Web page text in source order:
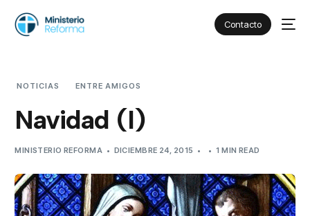
Contacto
NOTICIAS ENTRE AMIGOS
Navidad (I)
MINISTERIO REFORMA DICIEMBRE 24, 2015 1 MIN READ